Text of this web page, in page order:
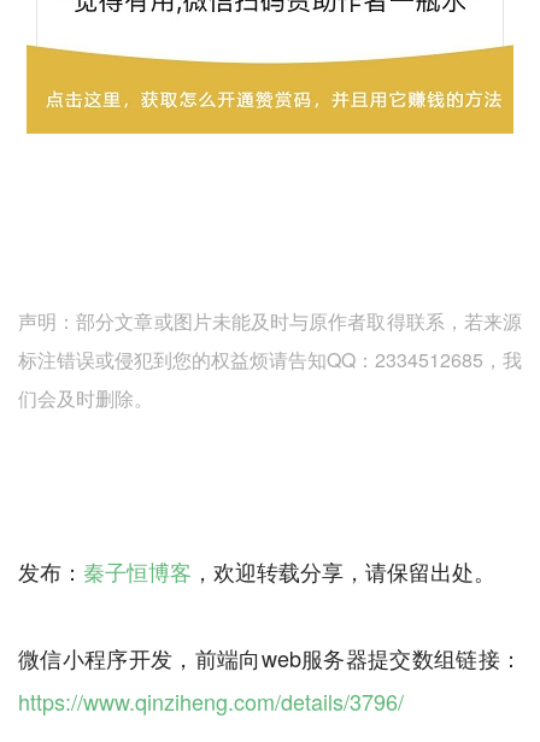
声明：部分文章或图片未能及时与原作者取得联系，若来源
标注错误或侵犯到您的权益烦请告知QQ：2334512685，我
们会及时删除。
发布： 秦子恒博客 ，欢迎转载分享，请保留出处。
微信小程序开发，前端向web服务器提交数组链接：
https://www.qinziheng.com/details/3796/